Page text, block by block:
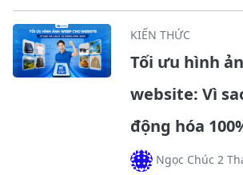
KIẾN THỨC
Tối ưu hình
website: Vì
động hóa
Ngọc Chúc 2